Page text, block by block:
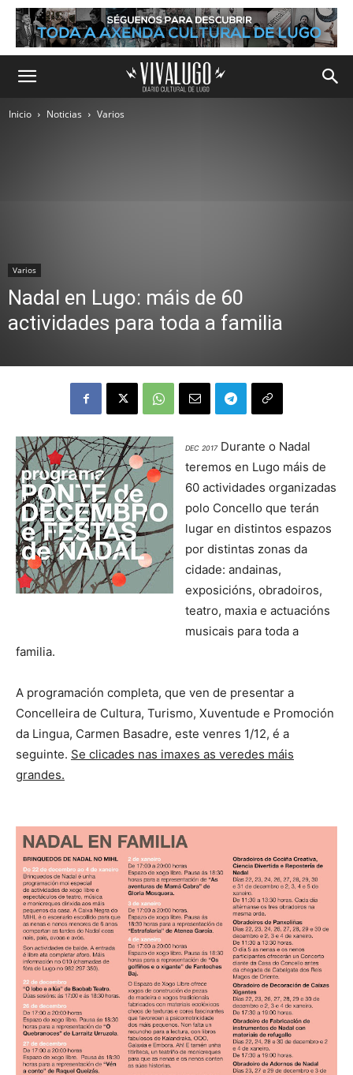
Inicio Noticias Varios
Varios
Nadal en Lugo: máis de 60
actividades para toda a familia
DEC 2017Durante o Nadal
teremos en Lugo máis de
60 actividades organizadas
polo Concello que terán
lugar en distintos espazos
por distintas zonas da
cidade: andainas,
exposicións, obradoiros,
teatro, maxia e actuacións
musicais para toda a
familia.
A programación completa, que ven de presentar a
Concelleira de Cultura, Turismo, Xuventude e Promoción
da Lingua, Carmen Basadre, este venres 1/12, é a
seguinte. Se clicades nas imaxes as veredes máis
grandes.